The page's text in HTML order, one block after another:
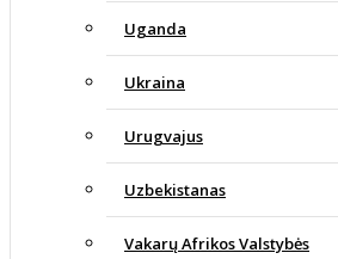
Uganda
Ukraina
Urugvajus
Uzbekistanas
Vakarų Afrikos Valstybės